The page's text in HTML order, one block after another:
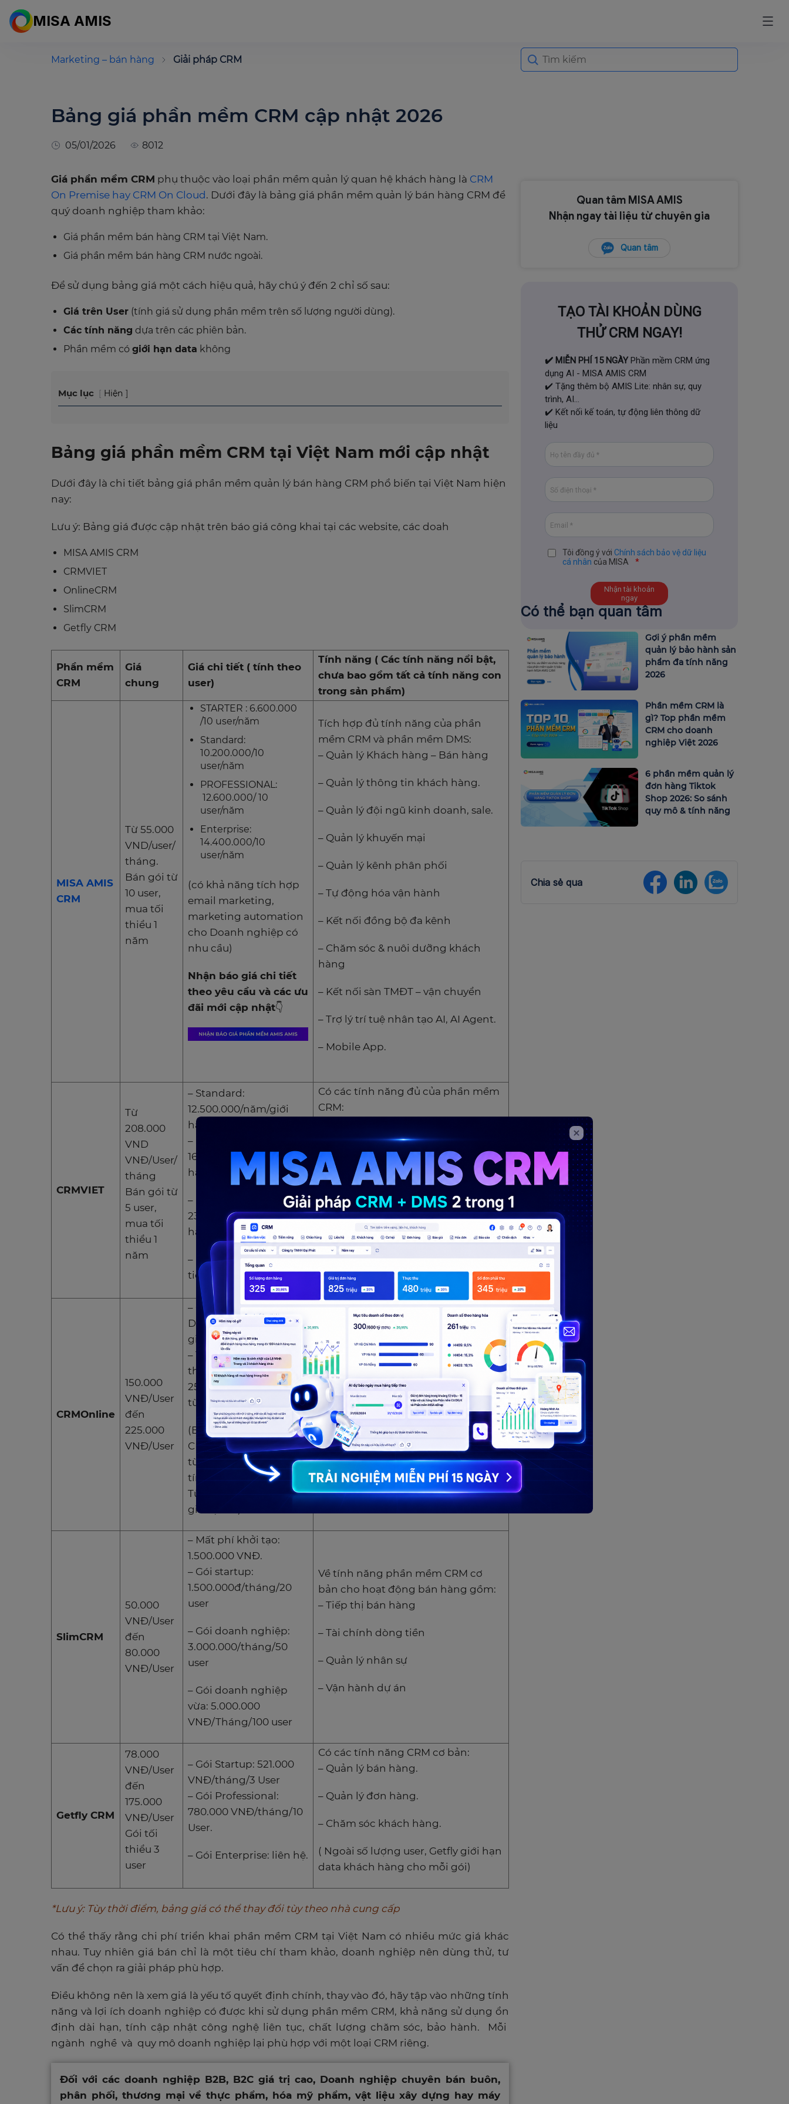
MISA AMIS
Marketing – bán hàng Giải pháp CRM
Search
for:
Bảng giá phần mềm CRM cập nhật 2026
05/01/2026 8012
Giá phần mềm CRM phụ thuộc vào loại phần mềm quản lý quan hệ khách hàng là CRM
On Premise hay CRM On Cloud . Dưới đây là bảng giá phần mềm quản lý bán hàng CRM để
quý doanh nghiệp tham khảo:
Giá phần mềm bán hàng CRM tại Việt Nam.
Giá phần mềm bán hàng CRM nước ngoài.
Để sử dụng bảng giá một cách hiệu quả, hãy chú ý đến 2 chỉ số sau:
Giá trên User (tính giá sử dụng phần mềm trên số lượng người dùng).
Các tính năng dựa trên các phiên bản.
Phần mềm có giới hạn data không
Mục lục Hiện
Bảng giá phần mềm CRM tại Việt Nam mới cập nhật
Dưới đây là chi tiết bảng giá phần mềm quản lý bán hàng CRM phổ biến tại Việt Nam hiện
nay:
Lưu ý: Bảng giá được cập nhật trên báo giá công khai tại các website, các doah
MISA AMIS CRM
CRMVIET
OnlineCRM
SlimCRM
Getfly CRM
Phần mềm
CRM
Giá
chung
Giá chi tiết ( tính theo
user)
Tính năng ( Các tính năng nổi bật,
chưa bao gồm tất cả tính năng con
trong sản phẩm)
MISA AMIS
CRM
Từ 55.000
VND/user/
tháng.
Bán gói từ
10 user,
mua tối
thiểu 1
năm
STARTER : 6.600.000
/10 user/năm
Standard:
10.200.000/10
user/năm
PROFESSIONAL:
12.600.000/ 10
user/năm
Enterprise:
14.400.000/10
user/năm
(có khả năng tích hợp
email marketing,
marketing automation
cho Doanh nghiệp có
nhu cầu)
Nhận báo giá chi tiết
theo yêu cầu và các ưu
đãi mới cập nhật👇
Tích hợp đủ tính năng của phần
mềm CRM và phần mềm DMS:
– Quản lý Khách hàng – Bán hàng
– Quản lý thông tin khách hàng.
– Quản lý đội ngũ kinh doanh, sale.
– Quản lý khuyến mại
– Quản lý kênh phân phối
– Tự động hóa vận hành
– Kết nối đồng bộ đa kênh
– Chăm sóc & nuôi dưỡng khách
hàng
– Kết nối sàn TMĐT – vận chuyển
– Trợ lý trí tuệ nhân tạo AI, AI Agent.
– Mobile App.
CRMVIET
Từ
208.000
VND
VNĐ/User/
tháng
Bán gói từ
5 user,
mua tối
thiểu 1
năm
– Standard:
12.500.000/năm/giới
hạn 5 user.
– PROFESSIONAL:
16.500.000/năm/giới
hạn 10 users.
– Pro Call Center:
23.500.000/năm/giới
hạn 15 user
– Enterprise: liên hệ chi
tiết
Có các tính năng đủ của phần mềm
CRM:
– Tích hợp đa kênh.
– Quản lý KPI.
– Mobile App.
– Automation
– Tích hợp tổng đài điện thoại với
gói Pro Call Center
CRMOnline
150.000
VNĐ/User
đến
225.000
VNĐ/User
– Quản lý CRM cơ bản:
Dung lượng lưu trữ 15G
giá 35,000/user/tháng
– Tính năng cộng
thêm: Từ 10.000 –
250.000/user/tháng tùy
từng tính năng
(Bảng giá của
CRMOnline chia chi tiết
từ mục cơ bản đến các
tính năng cộng thêm.
Tùy vào nhu cầu sẽ có
giá cụ thể)
Có đủ các tính năng của phần mềm
CRM:
– Quản lý liên hệ khách hàng.
– Quản lý KPI.
– Hệ thống báo cáo.
SlimCRM
50.000
VNĐ/User
đến
80.000
VNĐ/User
– Mất phí khởi tạo:
1.500.000 VNĐ.
– Gói startup:
1.500.000đ/tháng/20
user
– Gói doanh nghiệp:
3.000.000/tháng/50
user
– Gói doanh nghiệp
vừa: 5.000.000
VNĐ/Tháng/100 user
Về tính năng phần mềm CRM cơ
bản cho hoạt động bán hàng gồm:
– Tiếp thị bán hàng
– Tài chính dòng tiền
– Quản lý nhân sự
– Vận hành dự án
Getfly CRM
78.000
VNĐ/User
đến
175.000
VNĐ/User
Gói tối
thiểu 3
user
– Gói Startup: 521.000
VNĐ/tháng/3 User
– Gói Professional:
780.000 VNĐ/tháng/10
User.
– Gói Enterprise: liên hệ.
Có các tính năng CRM cơ bản:
– Quản lý bán hàng.
– Quản lý đơn hàng.
– Chăm sóc khách hàng.
( Ngoài số lượng user, Getfly giới hạn
data khách hàng cho mỗi gói)
*Lưu ý: Tùy thời điểm, bảng giá có thể thay đổi tùy theo nhà cung cấp
Có thể thấy rằng chi phí triển khai phần mềm CRM tại Việt Nam có nhiều mức giá khác
nhau. Tuy nhiên giá bán chỉ là một tiêu chí tham khảo, doanh nghiệp nên dùng thử, tư
vấn để chọn ra giải pháp phù hợp.
Điều không nên là xem giá là yếu tố quyết định chính, thay vào đó, hãy tập vào những tính
năng và lợi ích doanh nghiệp có được khi sử dụng phần mềm CRM, khả năng sử dụng ổn
định dài hạn, tính cập nhật công nghệ liên tục, chất lượng chăm sóc, bảo hành. Mỗi
ngành nghề và quy mô doanh nghiệp lại phù hợp với một loại CRM riêng.
Đối với các doanh nghiệp B2B, B2C giá trị cao, Doanh nghiệp chuyên bán buôn,
phân phối, thương mại về thực phẩm, hóa mỹ phẩm, vật liệu xây dựng hay máy
Quan tâm MISA AMIS
Nhận ngay tài liệu từ chuyên gia
Quan tâm
TẠO TÀI KHOẢN DÙNG
THỬ CRM NGAY!
✔️ MIỄN PHÍ 15 NGÀY Phần mềm CRM ứng
dụng AI - MISA AMIS CRM
✔️ Tặng thêm bộ AMIS Lite: nhân sự, quy
trình, AI...
✔️ Kết nối kế toán, tự động liên thông dữ
liệu
Tôi đồng ý với Chính sách bảo vệ dữ liệu
cá nhân của MISA *
Có thể bạn quan tâm
Gợi ý phần mềm
quản lý bảo hành sản
phẩm đa tính năng
2026
Phần mềm CRM là
gì? Top phần mềm
CRM cho doanh
nghiệp Việt 2026
6 phần mềm quản lý
đơn hàng Tiktok
Shop 2026: So sánh
quy mô & tính năng
Chia sẻ qua